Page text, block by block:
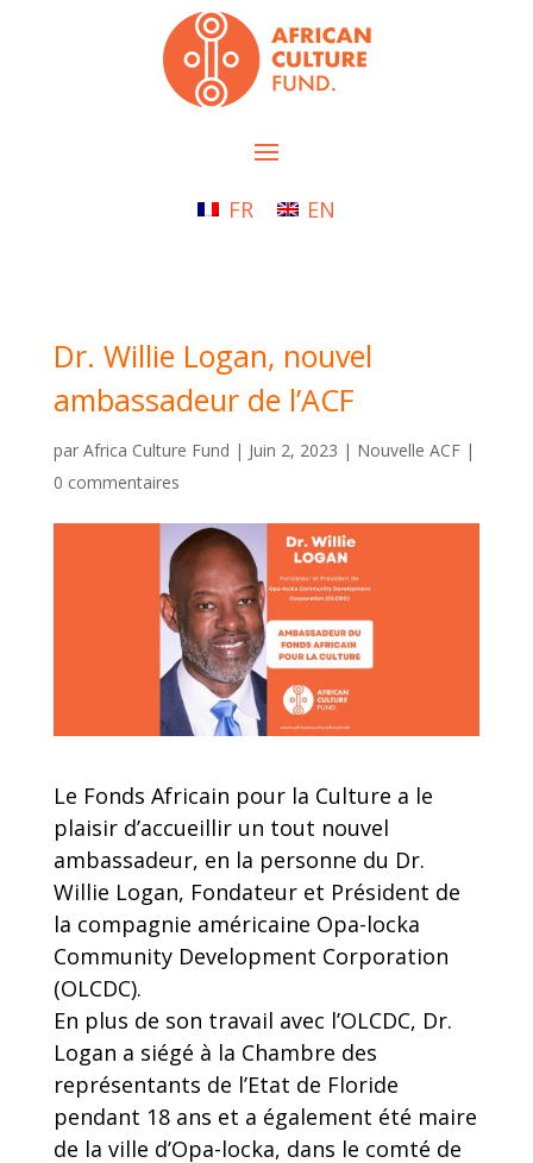
FR EN
Dr. Willie Logan, nouvel
ambassadeur de l’ACF
par Africa Culture Fund | Juin 2, 2023 | Nouvelle ACF|
0 commentaires
Le Fonds Africain pour la Culture a le
plaisir d’accueillir un tout nouvel
ambassadeur, en la personne du Dr.
Willie Logan, Fondateur et Président de
la compagnie américaine Opa-locka
Community Development Corporation
(OLCDC).
En plus de son travail avec l’OLCDC, Dr.
Logan a siégé à la Chambre des
représentants de l’Etat de Floride
pendant 18 ans et a également été maire
de la ville d’Opa-locka, dans le comté de